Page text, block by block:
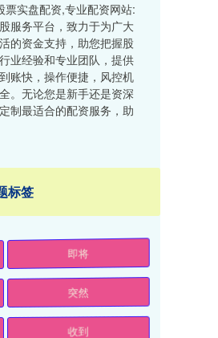
票实盘配资,专业配资网站:
服务平台，致力于为广大
的资金支持，助您把握股
业经验和专业团队，提供
账快，操作便捷，风控机
。无论您是新手还是资深
制最适合的配资服务，助
标签
即将
突然
收到